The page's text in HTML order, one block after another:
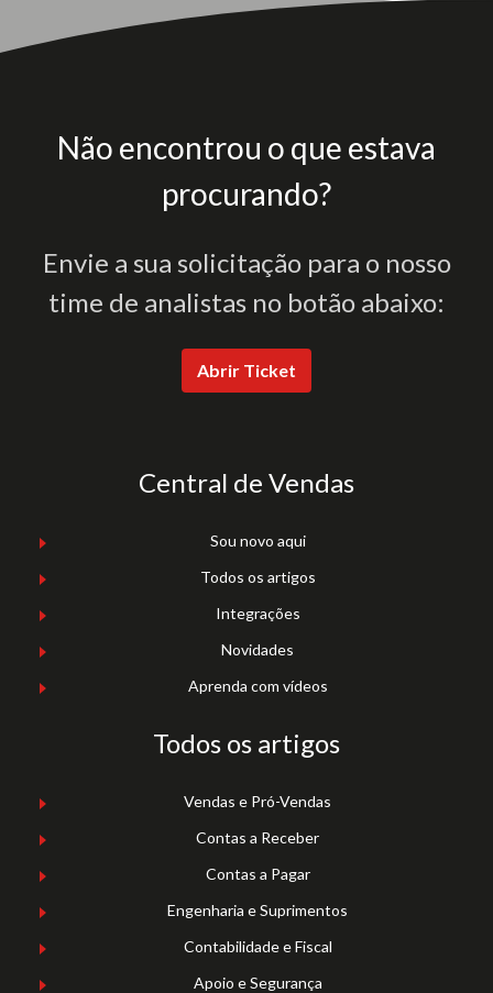
Não encontrou o que estava
procurando?
Envie a sua solicitação para o nosso
time de analistas no botão abaixo:
Abrir Ticket
Central de Vendas
Sou novo aqui
Todos os artigos
Integrações
Novidades
Aprenda com vídeos
Todos os artigos
Vendas e Pró-Vendas
Contas a Receber
Contas a Pagar
Engenharia e Suprimentos
Contabilidade e Fiscal
Apoio e Segurança